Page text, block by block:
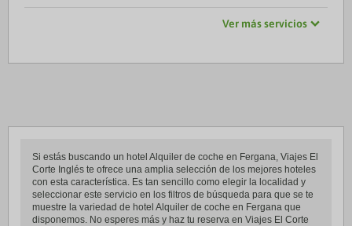
Ver más servicios
Si estás buscando un hotel Alquiler de coche en Fergana, Viajes El
Corte Inglés te ofrece una amplia selección de los mejores hoteles
con esta característica. Es tan sencillo como elegir la localidad y
seleccionar este servicio en los filtros de búsqueda para que se te
muestre la variedad de hotel Alquiler de coche en Fergana que
disponemos. No esperes más y haz tu reserva en Viajes El Corte